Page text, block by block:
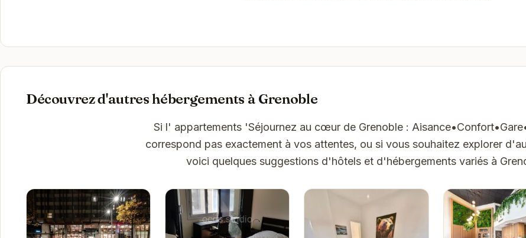
Découvrez d'autres hébergements à Grenoble
Si l' appartements 'Séjournez au cœur de Grenoble :
correspond pas exactement à vos attentes, ou si vous souhaitez explorer
voici quelques suggestions d'hôtels et d'hébergements variés à